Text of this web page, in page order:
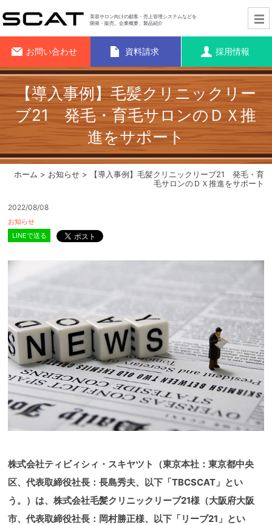
美容サロン向けの顧客・売上管理システムなどを
開発・販売。企業概要、製品紹介
お問い合わせ 資料請求 採用情報
ホーム > お知らせ> 【導入事例】毛髪クリニックリーブ21 発毛・育
毛サロンのＤＸ推進をサポート
【導入事例】毛髪クリニックリー
ブ21 発毛・育毛サロンのＤＸ推
進をサポート
2022/08/08
お知らせ
LINEで送る
株式会社ティビィシィ・スキヤツト（東京本社：東京都中央
区、代表取締役社長：長島秀夫、以下「TBCSCAT」とい
う。）は、株式会社毛髪クリニックリーブ21様（大阪府大阪
市、代表取締役社長：岡村勝正様、以下「リーブ21」とい